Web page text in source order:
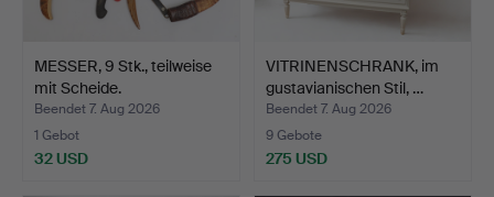
MESSER, 9 Stk., teilweise
mit Scheide.
Beendet 7. Aug 2026
1 Gebot
32 USD
VITRINENSCHRANK, im
gustavianischen Stil, …
Beendet 7. Aug 2026
9 Gebote
275 USD